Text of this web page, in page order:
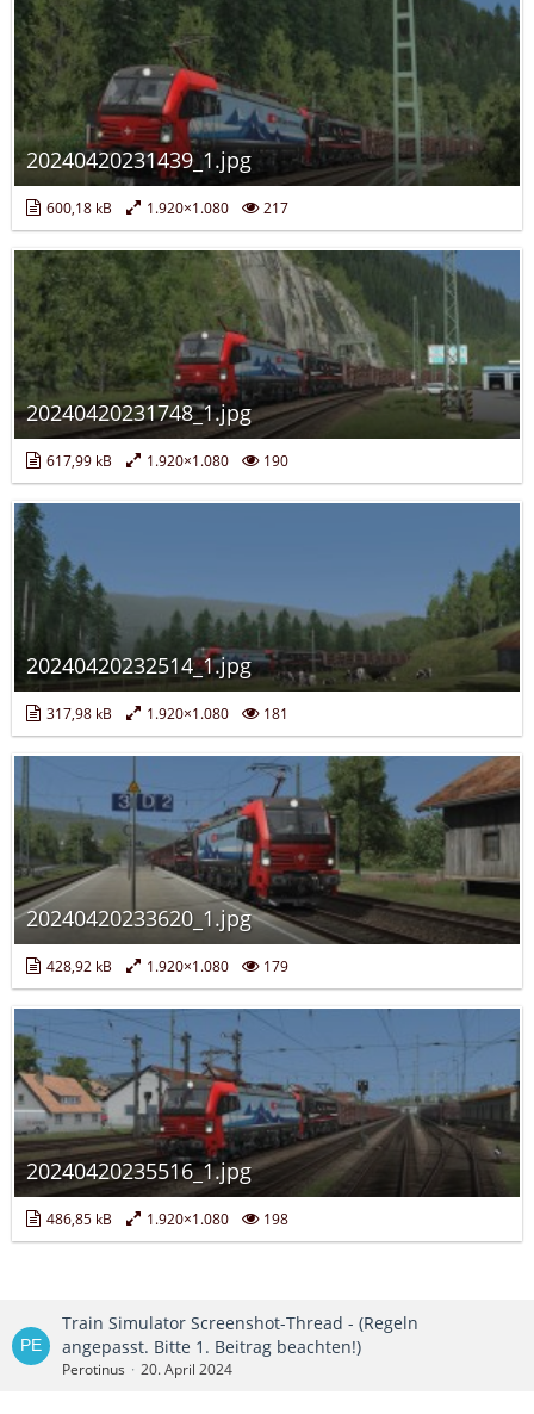
20240420231439_1.jpg
600,18 kB 1.920×1.080 217
20240420231748_1.jpg
617,99 kB 1.920×1.080 190
20240420232514_1.jpg
317,98 kB 1.920×1.080 181
20240420233620_1.jpg
428,92 kB 1.920×1.080 179
20240420235516_1.jpg
486,85 kB 1.920×1.080 198
Train Simulator Screenshot-Thread - (Regeln
angepasst. Bitte 1. Beitrag beachten!)
Perotinus 20. April 2024